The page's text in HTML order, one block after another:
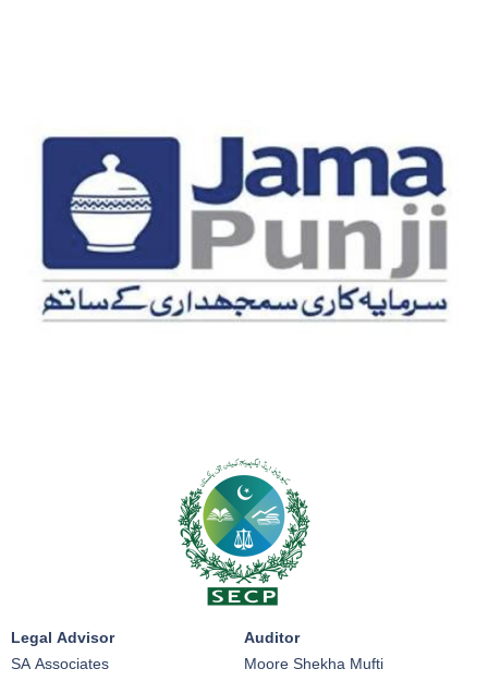
Legal Advisor
SA Associates
Auditor
Moore Shekha Mufti